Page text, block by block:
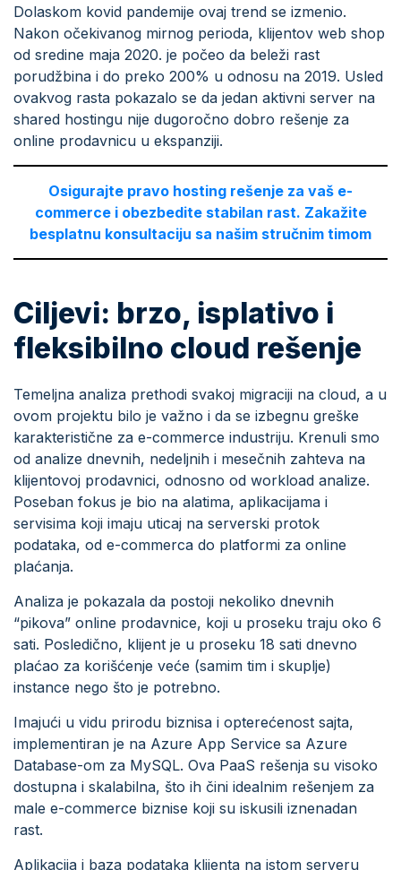
Dolaskom kovid pandemije ovaj trend se izmenio.
Nakon očekivanog mirnog perioda, klijentov web shop
od sredine maja 2020. je počeo da beleži rast
porudžbina i do preko 200% u odnosu na 2019. Usled
ovakvog rasta pokazalo se da jedan aktivni server na
shared hostingu nije dugoročno dobro rešenje za
online prodavnicu u ekspanziji.
Osigurajte pravo hosting rešenje za vaš e-
commerce i obezbedite stabilan rast. Zakažite
besplatnu konsultaciju sa našim stručnim timom
Ciljevi: brzo, isplativo i
fleksibilno cloud rešenje
Temeljna analiza prethodi svakoj migraciji na cloud, a u
ovom projektu bilo je važno i da se izbegnu greške
karakteristične za e-commerce industriju. Krenuli smo
od analize dnevnih, nedeljnih i mesečnih zahteva na
klijentovoj prodavnici, odnosno od workload analize.
Poseban fokus je bio na alatima, aplikacijama i
servisima koji imaju uticaj na serverski protok
podataka, od e-commerca do platformi za online
plaćanja.
Analiza je pokazala da postoji nekoliko dnevnih
“pikova” online prodavnice, koji u proseku traju oko 6
sati. Posledično, klijent je u proseku 18 sati dnevno
plaćao za korišćenje veće (samim tim i skuplje)
instance nego što je potrebno.
Imajući u vidu prirodu biznisa i opterećenost sajta,
implementiran je na Azure App Service sa Azure
Database-om za MySQL. Ova PaaS rešenja su visoko
dostupna i skalabilna, što ih čini idealnim rešenjem za
male e-commerce biznise koji su iskusili iznenadan
rast.
Aplikacija i baza podataka klijenta na istom serveru